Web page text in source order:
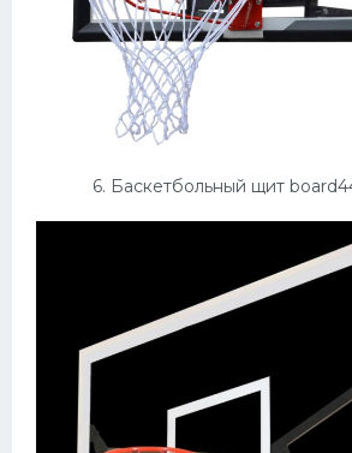
6. Баскетбольный щит